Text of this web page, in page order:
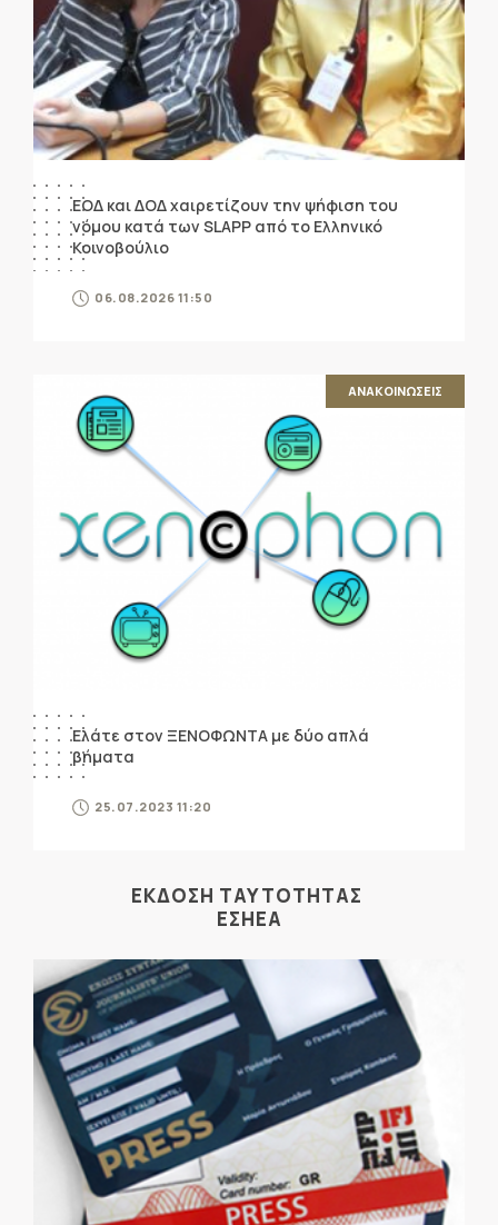
ΕΟΔ και ΔΟΔ χαιρετίζουν την ψήφιση του
νόμου κατά των SLAPP από το Ελληνικό
Κοινοβούλιο
06.08.2026 11:50
ΑΝΑΚΟΙΝΩΣΕΙΣ
Ελάτε στον ΞΕΝΟΦΩΝΤΑ με δύο απλά
βήματα
25.07.2023 11:20
ΕΚΔΟΣΗ ΤΑΥΤΟΤΗΤΑΣ
ΕΣΗΕΑ